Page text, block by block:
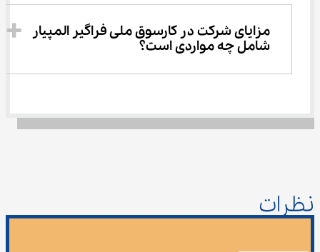
مزایای شرکت در کارسوق ملی فراگیر المپیار
شامل چه مواردی است؟
نظرات